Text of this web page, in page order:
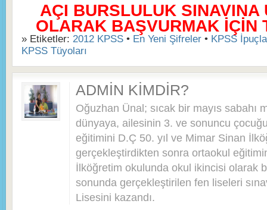
AÇI BURSLULUK SINAVINA
OLARAK BAŞVURMAK İÇİN
» Etiketler: 2012 KPSS • En Yeni Şifreler • KPSS
KPSS Tüyoları
ADMIN KIMDIR?
Oğuzhan Ünal; sıcak bir mayıs sabahı
dünyaya, ailesinin 3. ve sonuncu
eğitimini D.Ç 50. yıl ve Mimar Sinan
gerçekleştirdikten sonra ortaokul
İlköğretim okulunda okul ikincisi olarak
sonunda gerçekleştirilen fen liseleri
Lisesini kazandı.